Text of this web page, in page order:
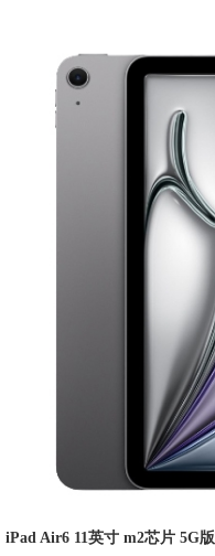
iPad Air6 11英寸 m2芯片 5G版